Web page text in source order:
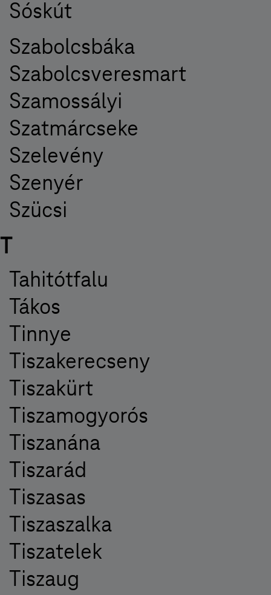
Sóskút
Szabolcsbáka
Szabolcsveresmart
Szamossályi
Szatmárcseke
Szelevény
Szenyér
Szücsi
T
Tahitótfalu
Tákos
Tinnye
Tiszakerecseny
Tiszakürt
Tiszamogyorós
Tiszanána
Tiszarád
Tiszasas
Tiszaszalka
Tiszatelek
Tiszaug